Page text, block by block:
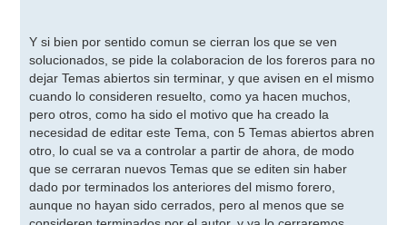
Y si bien por sentido comun se cierran los que se ven
solucionados, se pide la colaboracion de los foreros para no
dejar Temas abiertos sin terminar, y que avisen en el mismo
cuando lo consideren resuelto, como ya hacen muchos,
pero otros, como ha sido el motivo que ha creado la
necesidad de editar este Tema, con 5 Temas abiertos abren
otro, lo cual se va a controlar a partir de ahora, de modo
que se cerraran nuevos Temas que se editen sin haber
dado por terminados los anteriores del mismo forero,
aunque no hayan sido cerrados, pero al menos que se